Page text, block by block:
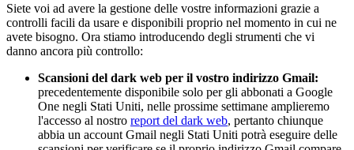
Siete voi ad avere la gestione delle vostre informazioni grazie a
controlli facili da usare e disponibili proprio nel momento in cui ne
avete bisogno. Ora stiamo introducendo degli strumenti che vi
danno ancora più controllo:
Scansioni del dark web per il vostro indirizzo Gmail:
precedentemente disponibile solo per gli abbonati a Google
One negli Stati Uniti, nelle prossime settimane amplieremo
l'accesso al nostro report del dark web, pertanto chiunque
abbia un account Gmail negli Stati Uniti potrà eseguire delle